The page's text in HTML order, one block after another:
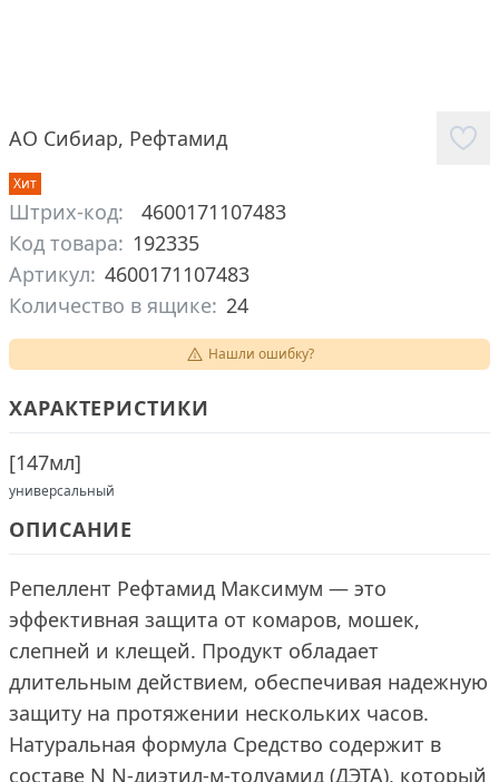
АО Сибиар, Рефтамид
Хит
Штрих-код:
4600171107483
Код товара: 192335
Артикул: 4600171107483
Количество в ящике: 24
Нашли ошибку?
ХАРАКТЕРИСТИКИ
[147мл]
универсальный
ОПИСАНИЕ
Репеллент Рефтамид Максимум — это
эффективная защита от комаров, мошек,
слепней и клещей. Продукт обладает
длительным действием, обеспечивая надежную
защиту на протяжении нескольких часов.
Натуральная формула Средство содержит в
составе N N-диэтил-м-толуамид (ДЭТА), который